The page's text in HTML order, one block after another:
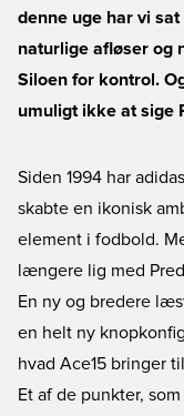
denne uge har vi
naturlige afløser og
Siloen for kontrol.
umuligt ikke at sige
Siden 1994 har
skabte en ikonisk
element i fodbold.
længere lig med
En ny og bredere
en helt ny
hvad Ace15 bringer
Et af de punkter,